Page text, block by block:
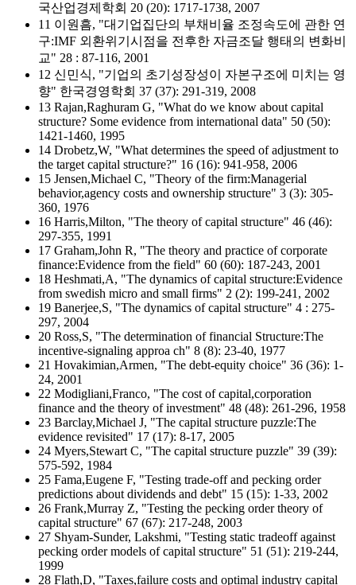
국산업경제학회 20 (20): 1717-1738, 2007
11 이원흠, "대기업집단의 부채비율 조정속도에 관한 연
구:IMF 외환위기시점을 전후한 자금조달 행태의 변화비
교" 28 : 87-116, 2001
12 신민식, "기업의 초기성장성이 자본구조에 미치는 영
향" 한국경영학회 37 (37): 291-319, 2008
13 Rajan,Raghuram G, "What do we know about capital
structure? Some evidence from international data" 50 (50):
1421-1460, 1995
14 Drobetz,W, "What determines the speed of adjustment to
the target capital structure?" 16 (16): 941-958, 2006
15 Jensen,Michael C, "Theory of the firm:Managerial
behavior,agency costs and ownership structure" 3 (3): 305-
360, 1976
16 Harris,Milton, "The theory of capital structure" 46 (46):
297-355, 1991
17 Graham,John R, "The theory and practice of corporate
finance:Evidence from the field" 60 (60): 187-243, 2001
18 Heshmati,A, "The dynamics of capital structure:Evidence
from swedish micro and small firms" 2 (2): 199-241, 2002
19 Banerjee,S, "The dynamics of capital structure" 4 : 275-
297, 2004
20 Ross,S, "The determination of financial Structure:The
incentive-signaling approa ch" 8 (8): 23-40, 1977
21 Hovakimian,Armen, "The debt-equity choice" 36 (36): 1-
24, 2001
22 Modigliani,Franco, "The cost of capital,corporation
finance and the theory of investment" 48 (48): 261-296, 1958
23 Barclay,Michael J, "The capital structure puzzle:The
evidence revisited" 17 (17): 8-17, 2005
24 Myers,Stewart C, "The capital structure puzzle" 39 (39):
575-592, 1984
25 Fama,Eugene F, "Testing trade-off and pecking order
predictions about dividends and debt" 15 (15): 1-33, 2002
26 Frank,Murray Z, "Testing the pecking order theory of
capital structure" 67 (67): 217-248, 2003
27 Shyam-Sunder, Lakshmi, "Testing static tradeoff against
pecking order models of capital structure" 51 (51): 219-244,
1999
28 Flath,D, "Taxes,failure costs and optimal industry capital